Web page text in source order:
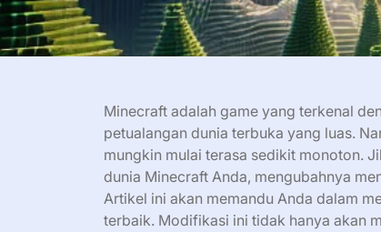
Minecraft adalah game yang terkenal
petualangan dunia terbuka yang luas.
mungkin mulai terasa sedikit monoton.
dunia Minecraft Anda, mengubahnya
Artikel ini akan memandu Anda dalam
terbaik. Modifikasi ini tidak hanya akan